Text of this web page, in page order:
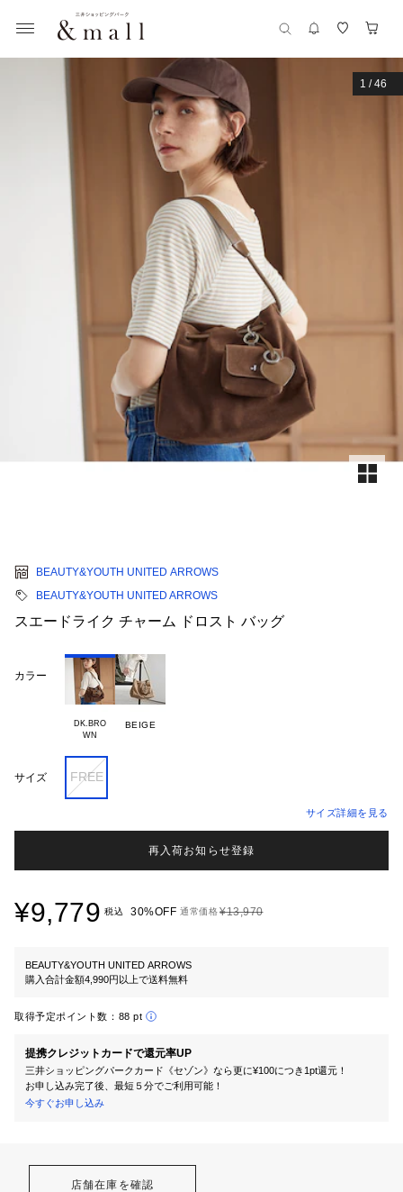
1 /46
BEAUTY&YOUTH UNITED ARROWS
BEAUTY&YOUTH UNITED ARROWS
スエードライク チャーム ドロスト バッグ
カラー
DK.BRO
BEIGE
サイズ FREE
サイズ詳細を見る
再入荷お知らせ登録
¥9,779 税込 30%OFF 通常価格¥13,970
BEAUTY&YOUTH UNITED ARROWS
購入合計金額4,990円以上で送料無料
取得予定ポイント数： 88 pt
提携クレジットカードで還元率UP
三井ショッピングパークカード《セゾン》なら更に¥100につき1pt還元！
お申し込み完了後、最短５分でご利用可能！
今すぐお申し込み
店舗在庫を確認